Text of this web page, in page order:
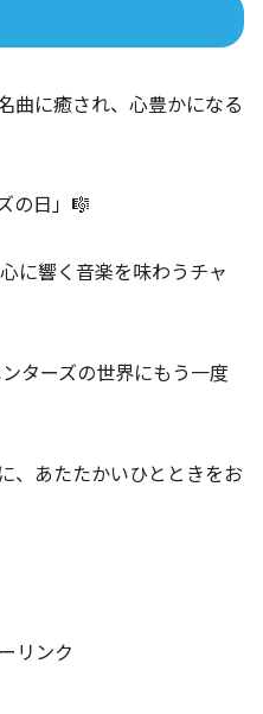
曲に癒され、心豊かになる
の日」🎼
に響く音楽を味わうチャ
ターズの世界にもう一度
、あたたかいひとときをお
リンク